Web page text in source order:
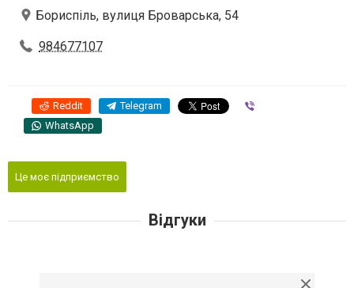
Бориспіль, вулиця Броварська, 54
984677107
Reddit Telegram
WhatsApp
Це моє підприємство
Відгуки